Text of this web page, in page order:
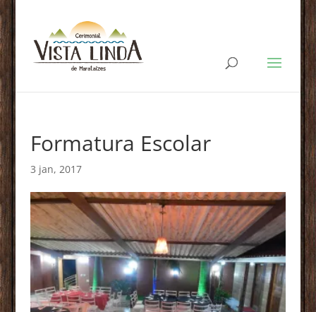
Formatura Escolar
3 jan, 2017